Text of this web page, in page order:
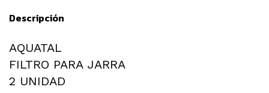
Descripción
AQUATAL
FILTRO PARA JARRA
2 UNIDAD